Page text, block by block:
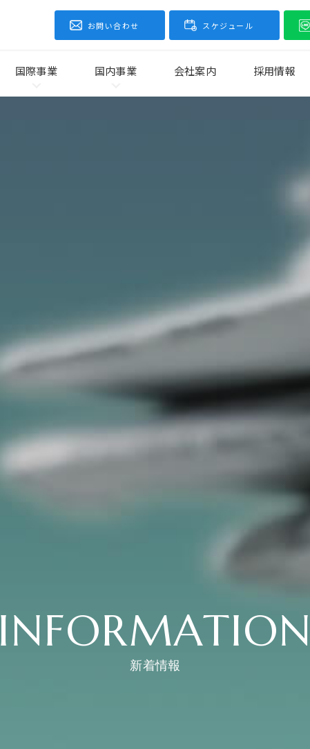
お問い合わせ スケジュール
国際事業 国内事業 会社案内 採用情報
新着情報